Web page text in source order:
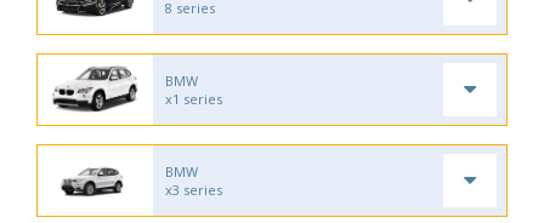
8 series
BMW
x1 series
BMW
x3 series